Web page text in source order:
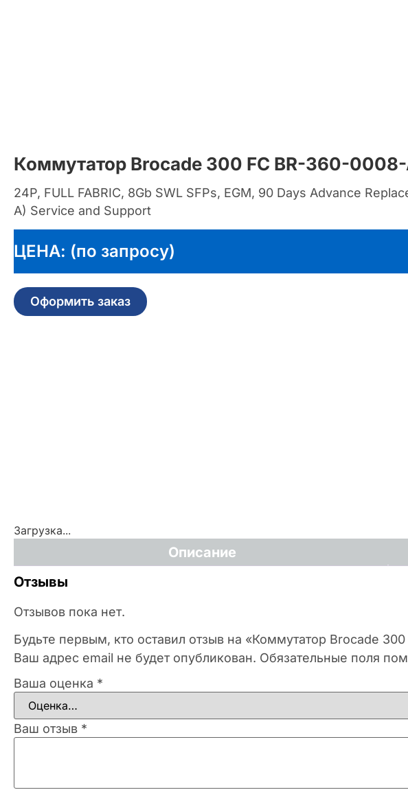
Коммутатор Brocade 300 FC BR-360-
24P, FULL FABRIC, 8Gb SWL SFPs, EGM, 90 Days Advance
A) Service and Support
ЦЕНА: (по запросу)
Оформить заказ
Загрузка...
Описание
Отзывы
Отзывов пока нет.
Будьте первым, кто оставил отзыв на «Коммутатор Brocade
Ваш адрес email не будет опубликован. Обязательные поля
Ваша оценка *
Ваш отзыв *